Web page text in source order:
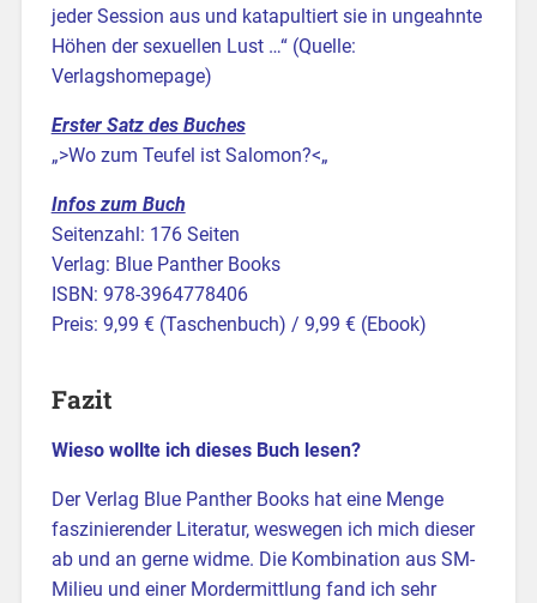
jeder Session aus und katapultiert sie in ungeahnte
Höhen der sexuellen Lust …“ (Quelle:
Verlagshomepage)
Erster Satz des Buches
„>Wo zum Teufel ist Salomon?<„
Infos zum Buch
Seitenzahl: 176 Seiten
Verlag: Blue Panther Books
ISBN: 978-3964778406
Preis: 9,99 € (Taschenbuch) / 9,99 € (Ebook)
Fazit
Wieso wollte ich dieses Buch lesen?
Der Verlag Blue Panther Books hat eine Menge
faszinierender Literatur, weswegen ich mich dieser
ab und an gerne widme. Die Kombination aus SM-
Milieu und einer Mordermittlung fand ich sehr